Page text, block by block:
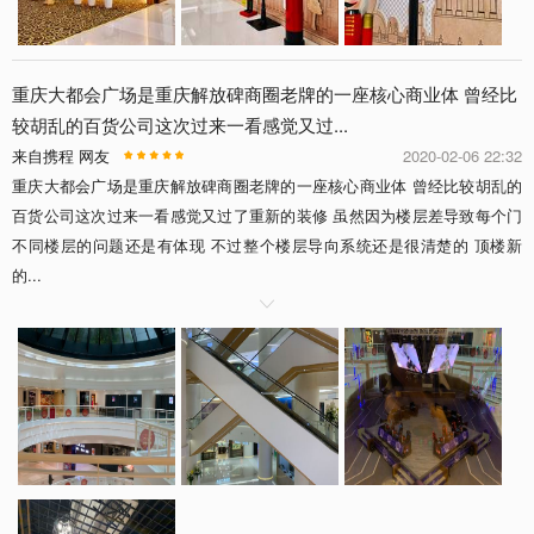
重庆大都会广场是重庆解放碑商圈老牌的一座核心商业体 曾经比
较胡乱的百货公司这次过来一看感觉又过...
2020-02-06 22:32
来自携程 网友
重庆大都会广场是重庆解放碑商圈老牌的一座核心商业体 曾经比较胡乱的
百货公司这次过来一看感觉又过了重新的装修 虽然因为楼层差导致每个门
不同楼层的问题还是有体现 不过整个楼层导向系统还是很清楚的 顶楼新
的...
